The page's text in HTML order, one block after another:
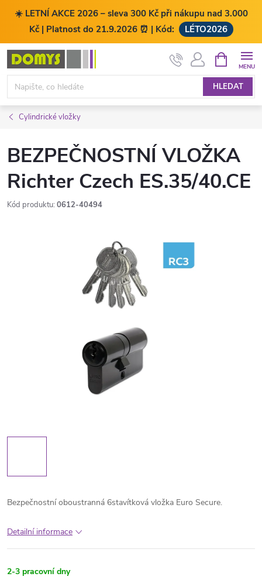
☀️ LETNÍ AKCE 2026 – sleva 300 Kč při nákupu nad 3.000
Kč | Platnost do 21.9.2026 ⏰ | Kód:
LÉTO2026
Přejít
obsah
HLEDAT
NÁKUPNÍ
KOŠÍK
Cylindrické vložky
BEZPEČNOSTNÍ VLOŽKA
Richter Czech ES.35/40.CE
Kód produktu: 0612-40494
Bezpečnostní oboustranná 6stavítková vložka Euro Secure.
Detailní informace
2-3 pracovní dny